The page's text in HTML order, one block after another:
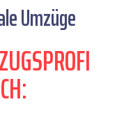
Umzüge